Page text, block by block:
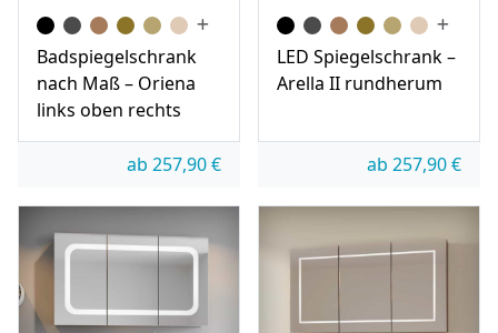
Badspiegelschrank
nach Maß – Oriena
links oben rechts
ab 257,90€
LED Spiegelschrank –
Arella II rundherum
ab 257,90€